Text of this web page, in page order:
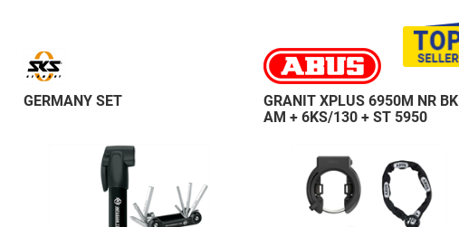
GERMANY SET
GRANIT XPLUS 6950M NR BK
AM + 6KS/130 + ST 5950